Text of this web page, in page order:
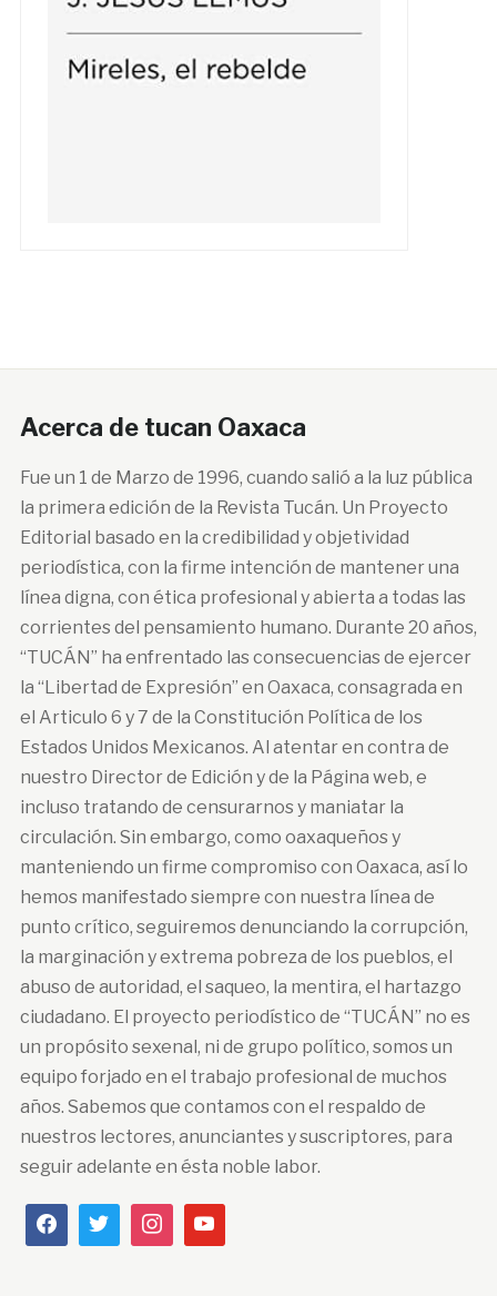
Acerca de tucan Oaxaca
Fue un 1 de Marzo de 1996, cuando salió a la luz pública
la primera edición de la Revista Tucán. Un Proyecto
Editorial basado en la credibilidad y objetividad
periodística, con la firme intención de mantener una
línea digna, con ética profesional y abierta a todas las
corrientes del pensamiento humano. Durante 20 años,
“TUCÁN” ha enfrentado las consecuencias de ejercer
la “Libertad de Expresión” en Oaxaca, consagrada en
el Articulo 6 y 7 de la Constitución Política de los
Estados Unidos Mexicanos. Al atentar en contra de
nuestro Director de Edición y de la Página web, e
incluso tratando de censurarnos y maniatar la
circulación. Sin embargo, como oaxaqueños y
manteniendo un firme compromiso con Oaxaca, así lo
hemos manifestado siempre con nuestra línea de
punto crítico, seguiremos denunciando la corrupción,
la marginación y extrema pobreza de los pueblos, el
abuso de autoridad, el saqueo, la mentira, el hartazgo
ciudadano. El proyecto periodístico de “TUCÁN” no es
un propósito sexenal, ni de grupo político, somos un
equipo forjado en el trabajo profesional de muchos
años. Sabemos que contamos con el respaldo de
nuestros lectores, anunciantes y suscriptores, para
seguir adelante en ésta noble labor.